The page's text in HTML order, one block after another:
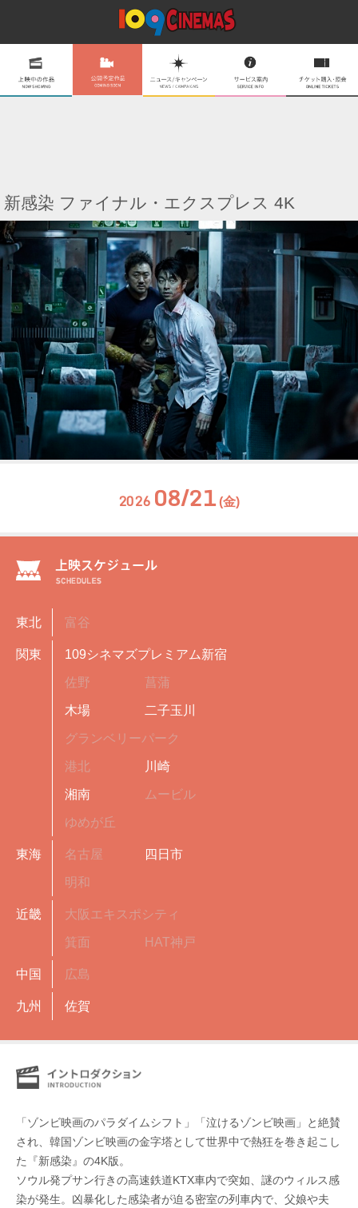
新感染 ファイナル・エクスプレス 4K
2026 08/21 (金)
東北 富谷
関東 109シネマズプレミアム新宿
佐野 菖蒲
木場 二子玉川
グランベリーパーク
港北 川崎
湘南 ムービル
ゆめが丘
東海 名古屋 四日市
明和
近畿 大阪エキスポシティ
箕面 HAT神戸
中国 広島
九州 佐賀
「ゾンビ映画のパラダイムシフト」「泣けるゾンビ映画」と絶賛
され、韓国ゾンビ映画の金字塔として世界中で熱狂を巻き起こし
た『新感染』の4K版。
ソウル発プサン行きの⾼速鉄道KTX⾞内で突如、謎のウィルス感
染が発生。凶暴化した感染者が迫る密室の列車内で、父娘や夫